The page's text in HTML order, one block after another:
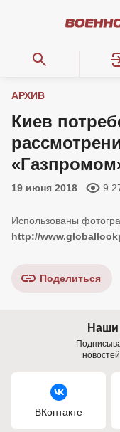
АРХИВ
Киев
19 июня 2018 9
http://
Поделиться
Наши
ВКонтакте